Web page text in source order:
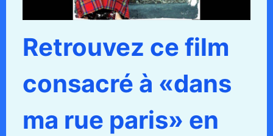
Retrouvez ce film
consacré à «dans
ma rue paris» en